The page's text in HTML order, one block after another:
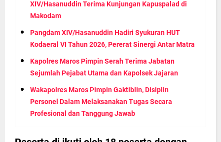
XIV/Hasanuddin Terima Kunjungan Kapuspalad di
Makodam
Pangdam XIV/Hasanuddin Hadiri Syukuran HUT
Kodaeral VI Tahun 2026, Pererat Sinergi Antar Matra
Kapolres Maros Pimpin Serah Terima Jabatan
Sejumlah Pejabat Utama dan Kapolsek Jajaran
Wakapolres Maros Pimpin Gaktiblin, Disiplin
Personel Dalam Melaksanakan Tugas Secara
Profesional dan Tanggung Jawab